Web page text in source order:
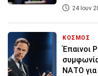
24 Ιουν
ΚΟΣΜΟΣ
Έπαινοι
ΝΑΤΟ